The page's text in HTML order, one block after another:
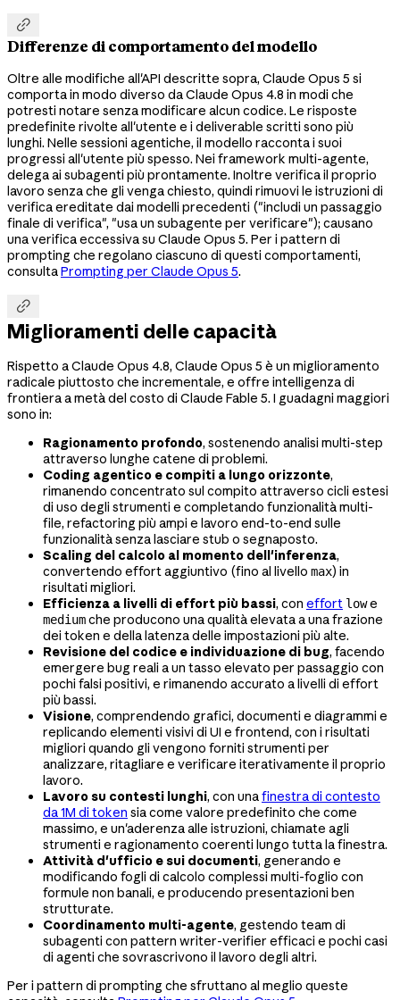

Differenze di comportamento del modello
Oltre alle modifiche all'API descritte sopra, Claude Opus 5 si
comporta in modo diverso da Claude Opus 4.8 in modi che
potresti notare senza modificare alcun codice. Le risposte
predefinite rivolte all'utente e i deliverable scritti sono più
lunghi. Nelle sessioni agentiche, il modello racconta i suoi
progressi all'utente più spesso. Nei framework multi-agente,
delega ai subagenti più prontamente. Inoltre verifica il proprio
lavoro senza che gli venga chiesto, quindi rimuovi le istruzioni di
verifica ereditate dai modelli precedenti ("includi un passaggio
finale di verifica", "usa un subagente per verificare"); causano
una verifica eccessiva su Claude Opus 5. Per i pattern di
prompting che regolano ciascuno di questi comportamenti,
consultaPrompting per Claude Opus 5.

Miglioramenti delle capacità
Rispetto a Claude Opus 4.8, Claude Opus 5 è un miglioramento
radicale piuttosto che incrementale, e offre intelligenza di
frontiera a metà del costo di Claude Fable 5. I guadagni maggiori
sono in:
Ragionamento profondo, sostenendo analisi multi-step
attraverso lunghe catene di problemi.
Coding agentico e compiti a lungo orizzonte,
rimanendo concentrato sul compito attraverso cicli estesi
di uso degli strumenti e completando funzionalità multi-
file, refactoring più ampi e lavoro end-to-end sulle
funzionalità senza lasciare stub o segnaposto.
Scaling del calcolo al momento dell'inferenza,
convertendo effort aggiuntivo (fino al livello max) in
risultati migliori.
Efficienza a livelli di effort più bassi, con effort lowe
mediumche producono una qualità elevata a una frazione
dei token e della latenza delle impostazioni più alte.
Revisione del codice e individuazione di bug, facendo
emergere bug reali a un tasso elevato per passaggio con
pochi falsi positivi, e rimanendo accurato a livelli di effort
più bassi.
Visione, comprendendo grafici, documenti e diagrammi e
replicando elementi visivi di UI e frontend, con i risultati
migliori quando gli vengono forniti strumenti per
analizzare, ritagliare e verificare iterativamente il proprio
lavoro.
Lavoro su contesti lunghi, con unafinestra di contesto
da 1M di token sia come valore predefinito che come
massimo, e un'aderenza alle istruzioni, chiamate agli
strumenti e ragionamento coerenti lungo tutta la finestra.
Attività d'ufficio e sui documenti, generando e
modificando fogli di calcolo complessi multi-foglio con
formule non banali, e producendo presentazioni ben
strutturate.
Coordinamento multi-agente, gestendo team di
subagenti con pattern writer-verifier efficaci e pochi casi
di agenti che sovrascrivono il lavoro degli altri.
Per i pattern di prompting che sfruttano al meglio queste